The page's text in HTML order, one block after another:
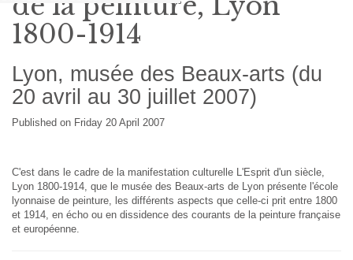
1800-1914
Lyon, musée des Beaux-arts (du
20 avril au 30 juillet 2007)
Published on Friday 20 April 2007
C'est dans le cadre de la manifestation culturelle L'Esprit d'un siècle,
Lyon 1800-1914, que le musée des Beaux-arts de Lyon présente l'école
lyonnaise de peinture, les différents aspects que celle-ci prit entre 1800
et 1914, en écho ou en dissidence des courants de la peinture française
et européenne.